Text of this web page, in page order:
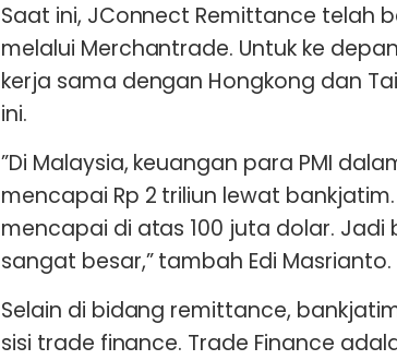
Saat ini, JConnect Remittance telah
melalui Merchantrade. Untuk ke
kerja sama dengan Hongkong dan
ini.
”Di Malaysia, keuangan para PMI
mencapai Rp 2 triliun lewat
mencapai di atas 100 juta dolar. Jadi
sangat besar,” tambah Edi Masrianto.
Selain di bidang remittance,
sisi trade finance. Trade Finance